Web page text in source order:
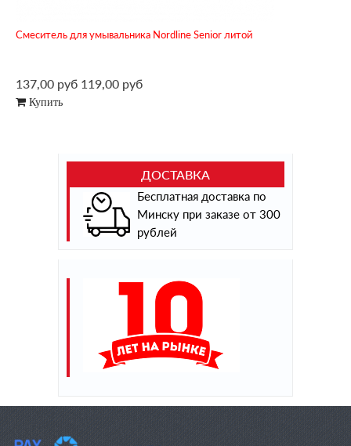
Смеситель для умывальника Nordline Senior литой
137,00 руб 119,00 руб
Купить
ДОСТАВКА
Бесплатная доставка по
Минску при заказе от 300
рублей